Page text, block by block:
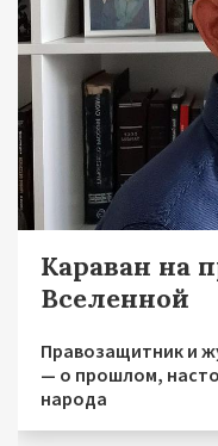
Караван на
Вселенной
Правозащитник и
— о прошлом,
народа